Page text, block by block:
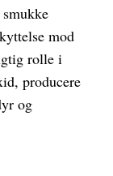
mod
rolle i
producere
og